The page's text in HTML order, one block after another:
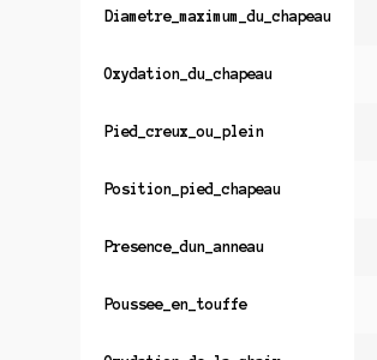
Diametre_maximum_du_chapeau
Oxydation_du_chapeau
Pied_creux_ou_plein
Position_pied_chapeau
Presence_dun_anneau
Poussee_en_touffe